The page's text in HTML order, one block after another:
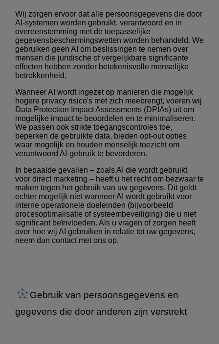
Wij zorgen ervoor dat alle persoonsgegevens die door
AI-systemen worden gebruikt, verantwoord en in
overeenstemming met de toepasselijke
gegevensbeschermingswetten worden behandeld. We
gebruiken geen AI om beslissingen te nemen over
mensen die juridische of vergelijkbare significante
effecten hebben zonder betekenisvolle menselijke
betrokkenheid.
Wanneer AI wordt ingezet op manieren die mogelijk
hogere privacy risico's met zich meebrengt, voeren wij
Data Protection Impact Assessments (DPIAs) uit om
mogelijke impact te beoordelen en te minimaliseren.
We passen ook strikte toegangscontroles toe,
beperken de gebruikte data, bieden opt-out opties
waar mogelijk en houden menselijk toezicht om
verantwoord AI-gebruik te bevorderen.
In bepaalde gevallen – zoals AI die wordt gebruikt
voor direct marketing – heeft u het recht om bezwaar te
maken tegen het gebruik van uw gegevens. Dit geldt
echter mogelijk niet wanneer AI wordt gebruikt voor
interne operationele doeleinden (bijvoorbeeld
procesoptimalisatie of systeembeveiliging) die u niet
significant beïnvloeden. Als u vragen of zorgen heeft
over hoe wij AI gebruiken in relatie tot uw gegevens,
neem dan contact met ons op.
Gebruik van persoonsgegevens en
gegevens die door anderen zijn verstrekt